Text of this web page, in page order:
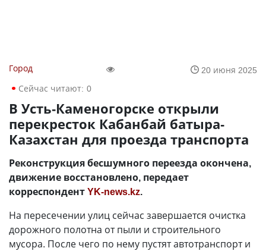
Город
20 июня 2025
Сейчас читают: 0
В Усть-Каменогорске открыли
перекресток Кабанбай батыра-
Казахстан для проезда транспорта
Реконструкция бесшумного переезда окончена,
движение восстановлено, передает
корреспондентYK-news.kz.
На пересечении улиц сейчас завершается очистка
дорожного полотна от пыли и строительного
мусора. После чего по нему пустят автотранспорт и